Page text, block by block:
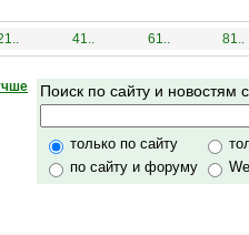
41.. 61.. 81..
Поиск по сайту и новостям
только по сайту
по сайту и форуму